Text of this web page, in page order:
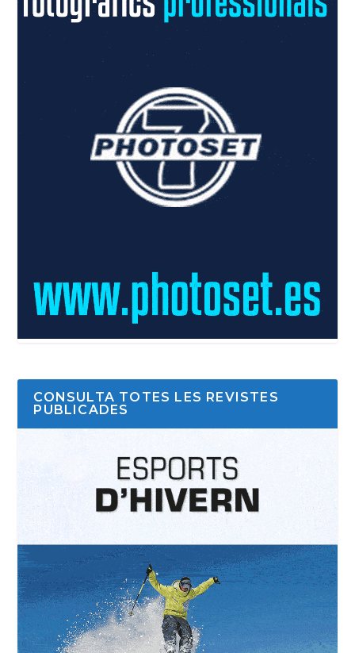
CONSULTA TOTES LES REVISTES
PUBLICADES